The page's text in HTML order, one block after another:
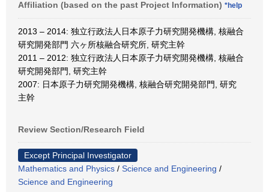
Affiliation (based on the past Project Information) *help
2013 – 2014: 独立行政法人日本原子力研究開発機構, 核融合
研究開発部門 六ヶ所核融合研究所, 研究主幹
2011 – 2012: 独立行政法人日本原子力研究開発機構, 核融合
研究開発部門, 研究主幹
2007: 日本原子力研究開発機構, 核融合研究開発部門, 研究
主幹
Review Section/Research Field
Except Principal Investigator
Mathematics and Physics / Science and Engineering /
Science and Engineering